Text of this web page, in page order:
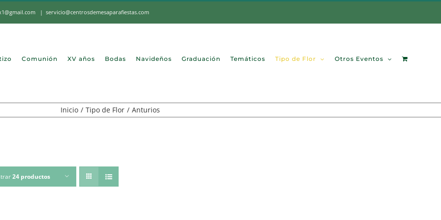
| servicio@centrosdemesaparafiestas.com
Comunión XV años Bodas Navideños Graduación Temáticos Tipo de Flor Otros Eventos
Inicio Tipo de Flor Anturios
24 productos